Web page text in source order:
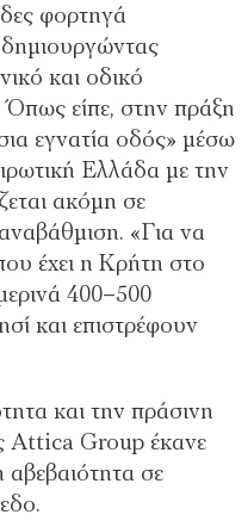
φορτηγά
δημιουργώντας
και οδικό
είπε, στην πράξη
εγνατία οδός» μέσω
Ελλάδα με την
ακόμη σε
«Για να
έχει η Κρήτη στο
400–500
και επιστρέφουν
και την πράσινη
Attica Group έκανε
αβεβαιότητα σε